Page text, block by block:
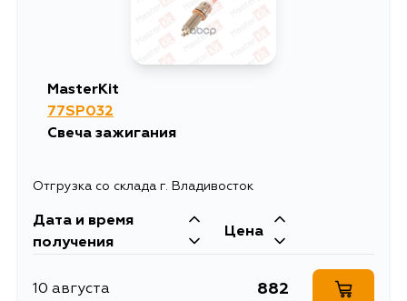
MasterKit
77SP032
Свеча зажигания
Отгрузка со склада г. Владивосток
Дата и время
получения
Цена
10 августа 882